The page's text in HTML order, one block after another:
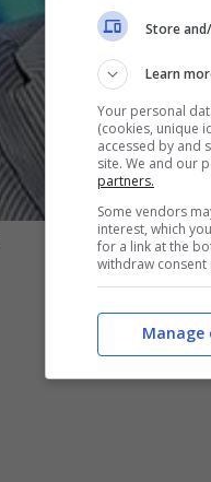
Store
Learn
Your personal
(cookies, unique
accessed by and
site. We and our
partners.
Some vendors
interest, which
for a link at the
withdraw consent
Manage